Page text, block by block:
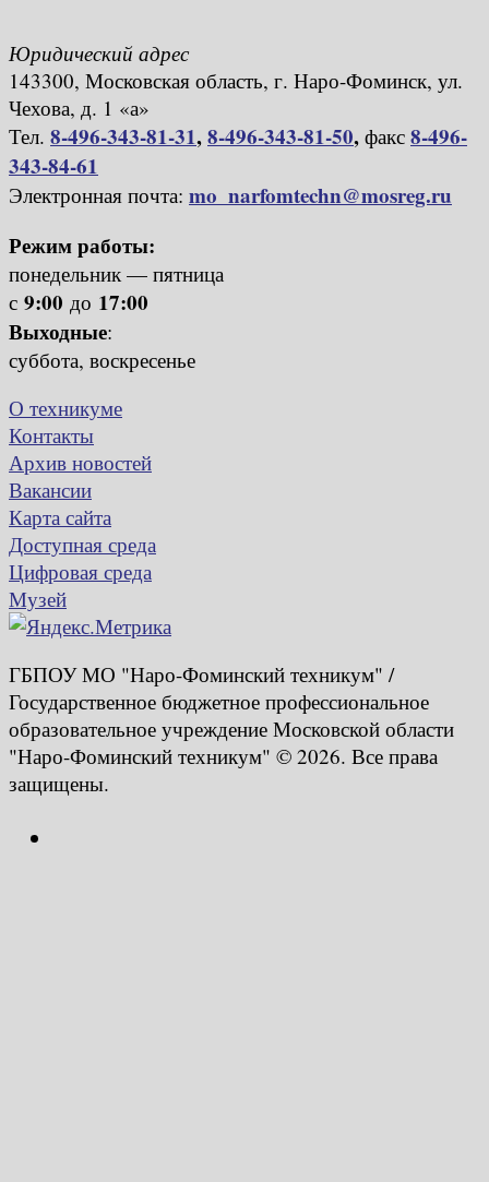
Юридический адрес
143300, Московская область, г. Наро-Фоминск, ул.
Чехова, д. 1 «а»
Тел. 8-496-343-81-31,8-496-343-81-50, факс 8-496-
343-84-61
Электронная почта: mo_narfomtechn@mosreg.ru
Режим работы:
понедельник — пятница
с 9:00 до 17:00
Выходные:
суббота, воскресенье
О техникуме
Контакты
Архив новостей
Вакансии
Карта сайта
Доступная среда
Цифровая среда
Музей
ГБПОУ МО "Наро-Фоминский техникум" /
Государственное бюджетное профессиональное
образовательное учреждение Московской области
"Наро-Фоминский техникум" © 2026. Все права
защищены.